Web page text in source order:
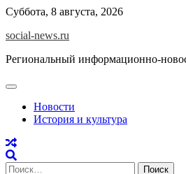
Skip
content
Суббота, 8 августа, 2026
social-news.ru
Региональный информационно-
Новости
История и культура
Найти: